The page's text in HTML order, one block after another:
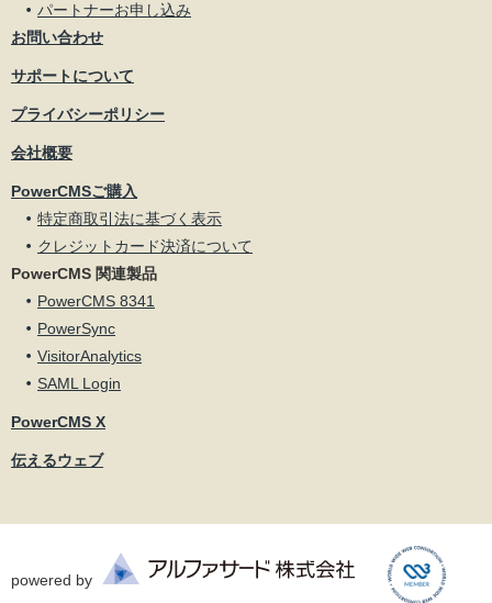
パートナーお申し込み
お問い合わせ
サポートについて
プライバシーポリシー
会社概要
PowerCMSご購入
特定商取引法に基づく表示
クレジットカード決済について
PowerCMS 関連製品
PowerCMS 8341
PowerSync
VisitorAnalytics
SAML Login
PowerCMS X
伝えるウェブ
powered by